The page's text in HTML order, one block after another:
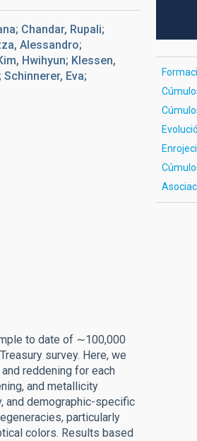
Chandar, Rupali;
Alessandro;
Hwihyun; Klessen,
Eva;
to date of ∼100,000
survey. Here, we
reddening for each
and metallicity
and demographic-specific
particularly
colors. Results based